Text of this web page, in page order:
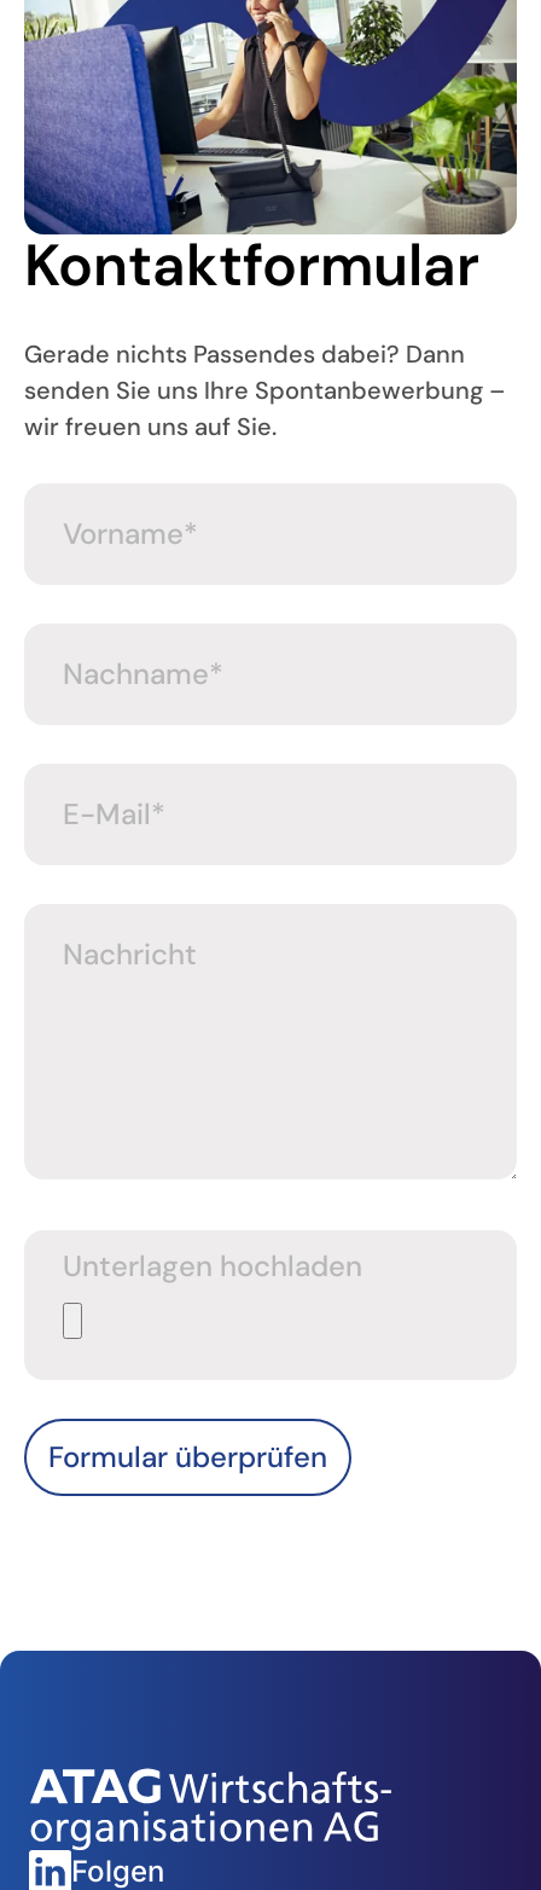
Kontaktformular
Gerade nichts Passendes dabei? Dann
senden Sie uns Ihre Spontanbewerbung –
wir freuen uns auf Sie.
Vorname*
Nachname*
E-Mail*
Nachricht
Unterlagen hochladen
Folgen